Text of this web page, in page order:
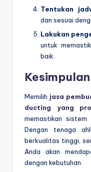
Tentukan
dan sesuai
Lakukan
untuk
baik.
Kesimpulan
Memilih jasa
ducting yang
memastikan sistem
Dengan tenaga
berkualitas tinggi,
Anda akan
dengan kebutuhan.